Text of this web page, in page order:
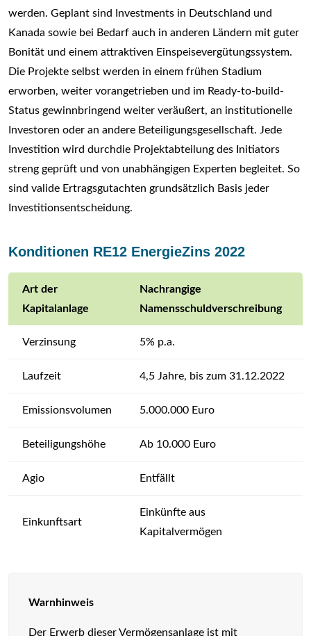
werden. Geplant sind Investments in Deutschland und
Kanada sowie bei Bedarf auch in anderen Ländern mit guter
Bonität und einem attraktiven Einspeisevergütungssystem.
Die Projekte selbst werden in einem frühen Stadium
erworben, weiter vorangetrieben und im Ready-to-build-
Status gewinnbringend weiter veräußert, an institutionelle
Investoren oder an andere Beteiligungsgesellschaft. Jede
Investition wird durchdie Projektabteilung des Initiators
streng geprüft und von unabhängigen Experten begleitet. So
sind valide Ertragsgutachten grundsätzlich Basis jeder
Investitionsentscheidung.
Konditionen RE12 EnergieZins 2022
Art der
Kapitalanlage
Nachrangige
Namensschuldverschreibung
Verzinsung 5% p.a.
Laufzeit 4,5 Jahre, bis zum 31.12.2022
Emissionsvolumen 5.000.000 Euro
Beteiligungshöhe Ab 10.000 Euro
Agio Entfällt
Einkunftsart
Einkünfte aus
Kapitalvermögen
Warnhinweis
Der Erwerb dieser Vermögensanlage ist mit